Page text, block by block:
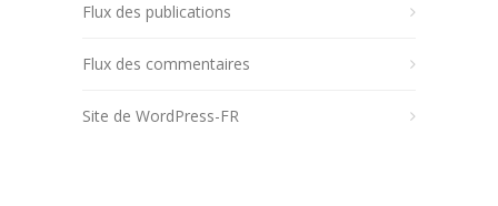
Flux des publications
Flux des commentaires
Site de WordPress-FR